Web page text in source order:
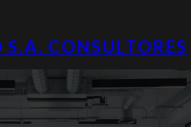
S.A. CONSULTORES
Bogotá